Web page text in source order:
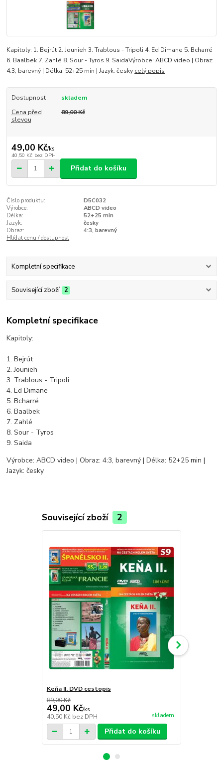
Kapitoly: 1. Bejrút 2. Jounieh 3. Trablous - Tripoli 4. Ed Dimane 5. Bcharré
6. Baalbek 7. Zahlé 8. Sour - Tyros 9. SaidaVýrobce: ABCD video | Obraz:
4:3, barevný | Délka: 52+25 min | Jazyk: česky celý popis
Dostupnost
skladem
Cena před
slevou
89,00 Kč
49,00 Kč/ks
40,50 Kč bez DPH
Přidat do košíku
Číslo produktu:
D5C032
Výrobce:
ABCD video
Délka:
52+25 min
Jazyk:
česky
Obraz:
4:3, barevný
Hlídat cenu / dostupnost
Kompletní specifikace
Související zboží 2
Kompletní specifikace
Kapitoly:
1. Bejrút
2. Jounieh
3. Trablous - Tripoli
4. Ed Dimane
5. Bcharré
6. Baalbek
7. Zahlé
8. Sour - Tyros
9. Saida
Výrobce: ABCD video | Obraz: 4:3, barevný | Délka: 52+25 min |
Jazyk: česky
Související zboží 2
Keňa II. DVD cestopis
89,00 Kč
49,00 Kč/ks
40,50 Kč bez DPH skladem
Přidat do košíku